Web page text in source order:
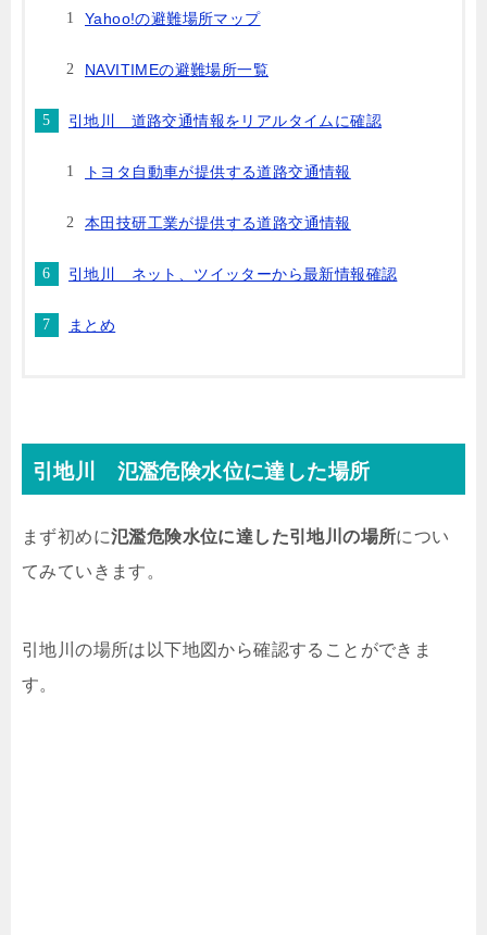
Yahoo!の避難場所マップ
NAVITIMEの避難場所一覧
引地川 道路交通情報をリアルタイムに確認
トヨタ自動車が提供する道路交通情報
本田技研工業が提供する道路交通情報
引地川 ネット、ツイッターから最新情報確認
まとめ
引地川 氾濫危険水位に達した場所
まず初めに氾濫危険水位に達した引地川の場所につい
てみていきます。
引地川の場所は以下地図から確認することができま
す。